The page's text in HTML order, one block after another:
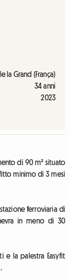
la Grand (França)
34 anni
2023
di 90 m² situato
minimo di 3 mesi
stazione ferroviaria di
in meno di 30
e la palestra Easyfit